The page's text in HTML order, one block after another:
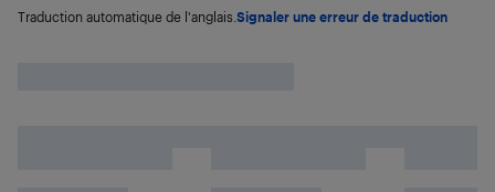
Traduction automatique de l'anglais. Signaler une erreur de traduction